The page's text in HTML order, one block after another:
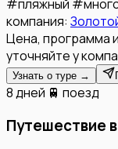
#пляжный #
компания:
Цена, программа
уточняйте у
Узнать о туре →
8 дней 🚆 поезд
Путешествие